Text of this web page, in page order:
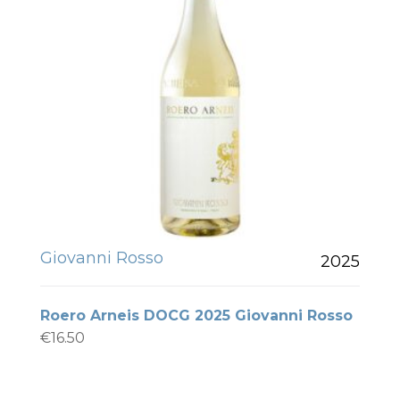
Giovanni Rosso 2025
Roero Arneis DOCG 2025 Giovanni Rosso
€16.50